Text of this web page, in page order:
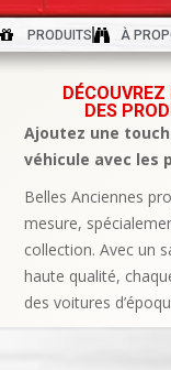
PRODUITS À
DES
Ajoutez une
véhicule avec les
Belles Anciennes
mesure,
collection. Avec un
haute qualité,
des voitures